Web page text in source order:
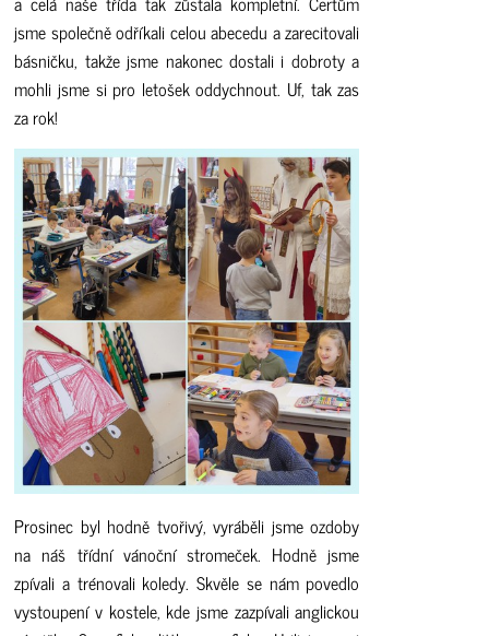
jsme společně odříkali celou abecedu a zarecitovali
básničku, takže jsme nakonec dostali i dobroty a
mohli jsme si pro letošek oddychnout. Uf, tak zas
za rok!
Prosinec byl hodně tvořivý, vyráběli jsme ozdoby
na náš třídní vánoční stromeček. Hodně jsme
zpívali a trénovali koledy. Skvěle se nám povedlo
vystoupení v kostele, kde jsme zazpívali anglickou